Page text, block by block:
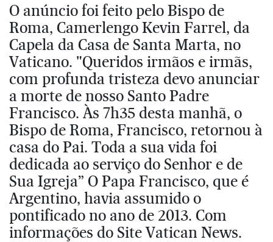
O anúncio foi feito pelo Bispo de
Roma, Camerlengo Kevin Farrel, da
Capela da Casa de Santa Marta, no
Vaticano. "Queridos irmãos e irmãs,
com profunda tristeza devo anunciar
a morte de nosso Santo Padre
Francisco. Às 7h35 desta manhã, o
Bispo de Roma, Francisco, retornou à
casa do Pai. Toda a sua vida foi
dedicada ao serviço do Senhor e de
Sua Igreja” O Papa Francisco, que é
Argentino, havia assumido o
pontificado no ano de 2013. Com
informações do Site Vatican News.